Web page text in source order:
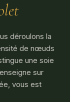
déroulons la
de nœuds
une soie
sur
vous est